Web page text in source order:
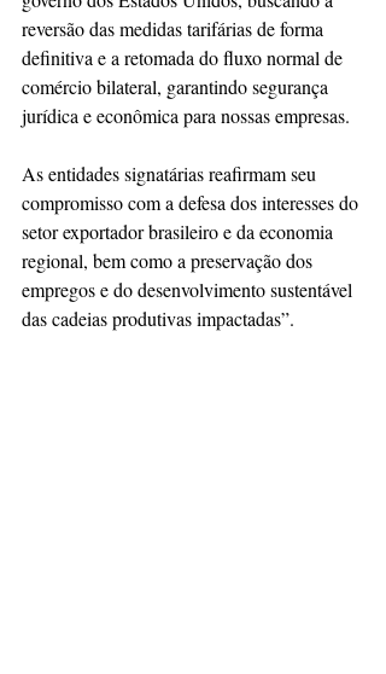
reversão das medidas tarifárias de forma
definitiva e a retomada do fluxo normal de
comércio bilateral, garantindo segurança
jurídica e econômica para nossas empresas.
As entidades signatárias reafirmam seu
compromisso com a defesa dos interesses do
setor exportador brasileiro e da economia
regional, bem como a preservação dos
empregos e do desenvolvimento sustentável
das cadeias produtivas impactadas”.